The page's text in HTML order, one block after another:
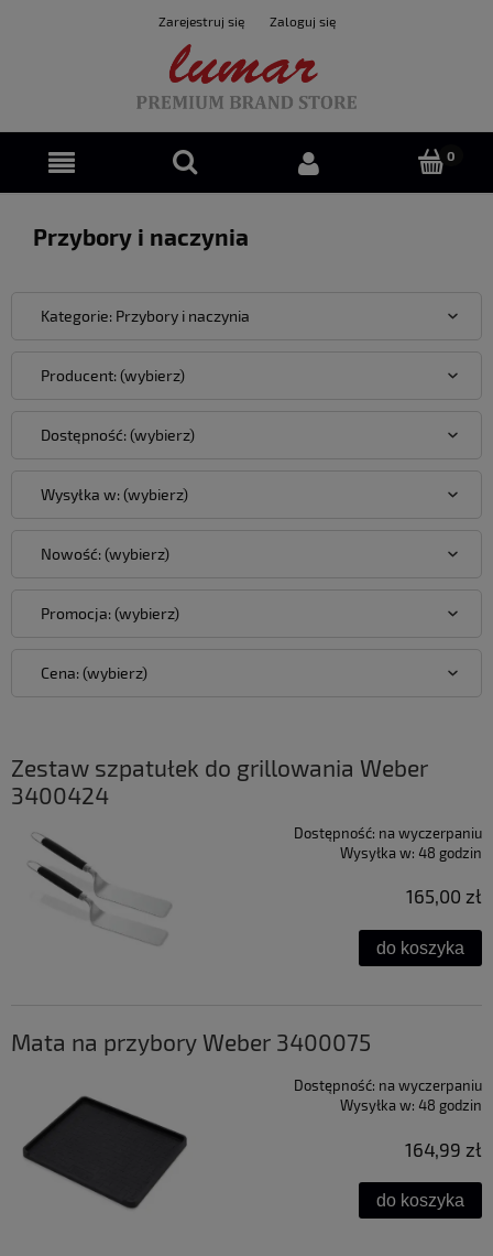
Zarejestruj się Zaloguj się
Przybory i naczynia
Kategorie: Przybory i naczynia
Producent: (wybierz)
Dostępność: (wybierz)
Wysyłka w: (wybierz)
Cena: (wybierz)
Nowość: (wybierz)
Promocja: (wybierz)
Zestaw szpatułek do grillowania Weber
3400424
Dostępność: na wyczerpaniu
Wysyłka w: 48 godzin
165,00 zł
do koszyka
Mata na przybory Weber 3400075
Dostępność: na wyczerpaniu
Wysyłka w: 48 godzin
164,99 zł
do koszyka